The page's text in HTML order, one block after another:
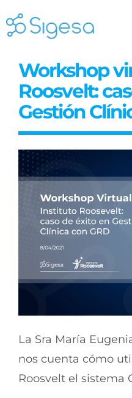
to
Workshop
Roosvelt:
Gestión
La Sra María
nos cuenta cómo
Roosvelt el sistema